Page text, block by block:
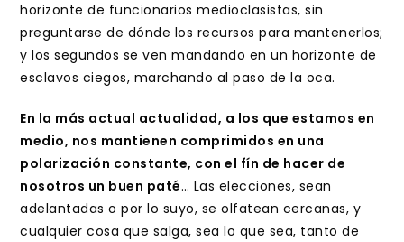
horizonte de funcionarios medioclasistas, sin
preguntarse de dónde los recursos para mantenerlos;
y los segundos se ven mandando en un horizonte de
esclavos ciegos, marchando al paso de la oca.
En la más actual actualidad, a los que estamos en
medio, nos mantienen comprimidos en una
polarización constante, con el fín de hacer de
nosotros un buen paté… Las elecciones, sean
adelantadas o por lo suyo, se olfatean cercanas, y
cualquier cosa que salga, sea lo que sea, tanto de